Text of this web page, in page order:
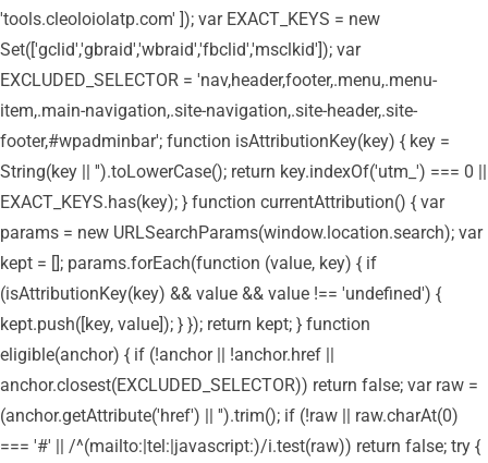
'tools.cleoloiolatp.com' ]); var EXACT_KEYS = new
Set(['gclid','gbraid','wbraid','fbclid','msclkid']); var
EXCLUDED_SELECTOR = 'nav,header,footer,.menu,.menu-
item,.main-navigation,.site-navigation,.site-header,.site-
footer,#wpadminbar'; function isAttributionKey(key) { key =
String(key || '').toLowerCase(); return key.indexOf('utm_') === 0 ||
EXACT_KEYS.has(key); } function currentAttribution() { var
params = new URLSearchParams(window.location.search); var
kept = []; params.forEach(function (value, key) { if
(isAttributionKey(key) && value && value !== 'undefined') {
kept.push([key, value]); } }); return kept; } function
eligible(anchor) { if (!anchor || !anchor.href ||
anchor.closest(EXCLUDED_SELECTOR)) return false; var raw =
(anchor.getAttribute('href') || '').trim(); if (!raw || raw.charAt(0)
=== '#' || /^(mailto:|tel:|javascript:)/i.test(raw)) return false; try {